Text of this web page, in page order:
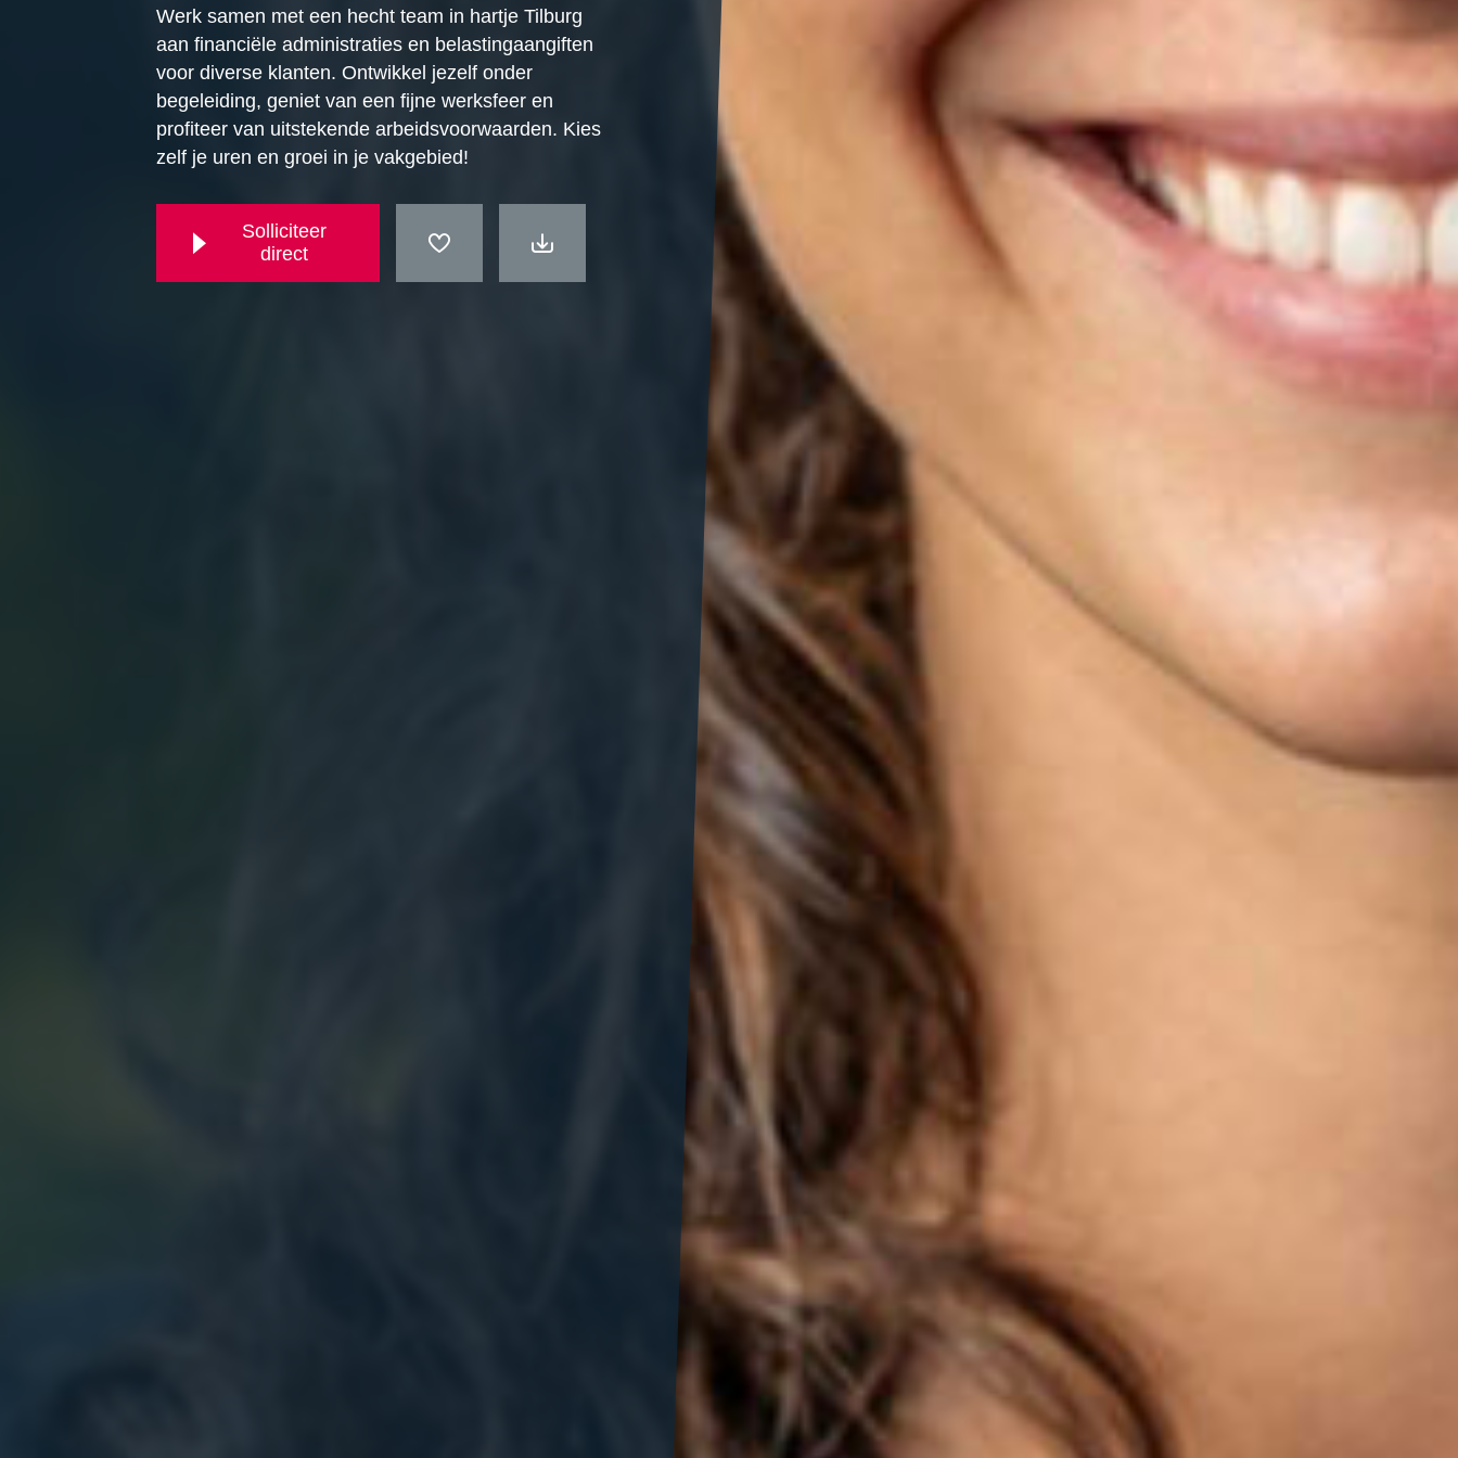
Werk samen met een hecht team in hartje Tilburg
aan financiële administraties en belastingaangiften
voor diverse klanten. Ontwikkel jezelf onder
begeleiding, geniet van een fijne werksfeer en
profiteer van uitstekende arbeidsvoorwaarden. Kies
zelf je uren en groei in je vakgebied!
Solliciteer
direct